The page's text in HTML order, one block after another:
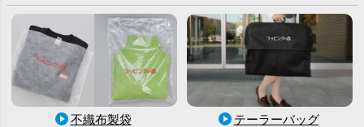
不織布製袋 テーラーバッグ